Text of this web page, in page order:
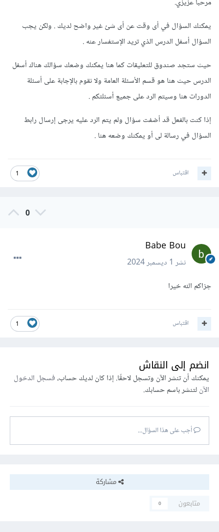
مرحبا عزيزي.
يمكنك السؤال في أى وقت عن أى شئ غير واضح لديك . ولكن يجب
السؤال أسفل الدرس الذي تريد الإستفسار عنه .
حيث ستجد صندوق للتعليقات كما هنا يمكنك وضعك سؤالك هناك أسفل
الدرس حيث هنا هو قسم الأسئلة العامة ولا نقوم بالإجابة على أسئلة
الدورات هنا وسيتم الرد على جميع أسئلتكم .
إذا كنت بالفعل قد أضفت سؤال ولم يتم الرد عليه يرجى إرسال رابط
السؤال في رسالة لى أو يمكنك وضعه هنا .
1 اقتباس
0
Babe Bou
نشر1 ديسمبر 2024
جزاكم الله خيرا
1 اقتباس
انضم إلى النقاش
يمكنك أن تنشر الآن وتسجل لاحقًا. إذا كان لديك حساب،فسجل الدخول
الآنلتنشر باسم حسابك.
أجب على هذا السؤال...
مشاركة
متابعون
0